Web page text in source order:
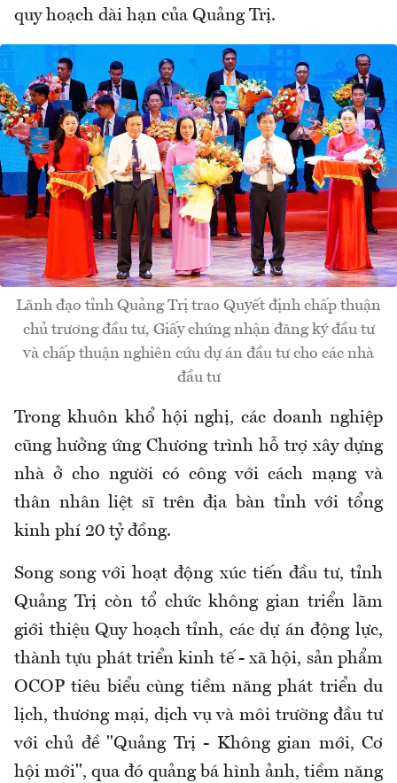
quy hoạch dài hạn của Quảng Trị.
Lãnh đạo tỉnh Quảng Trị trao Quyết định chấp thuận
chủ trương đầu tư, Giấy chứng nhận đăng ký đầu tư
và chấp thuận nghiên cứu dự án đầu tư cho các nhà
đầu tư
Trong khuôn khổ hội nghị, các doanh nghiệp
cũng hưởng ứng Chương trình hỗ trợ xây dựng
nhà ở cho người có công với cách mạng và
thân nhân liệt sĩ trên địa bàn tỉnh với tổng
kinh phí 20 tỷ đồng.
Song song với hoạt động xúc tiến đầu tư, tỉnh
Quảng Trị còn tổ chức không gian triển lãm
giới thiệu Quy hoạch tỉnh, các dự án động lực,
thành tựu phát triển kinh tế - xã hội, sản phẩm
OCOP tiêu biểu cùng tiềm năng phát triển du
lịch, thương mại, dịch vụ và môi trường đầu tư
với chủ đề "Quảng Trị - Không gian mới, Cơ
hội mới", qua đó quảng bá hình ảnh, tiềm năng